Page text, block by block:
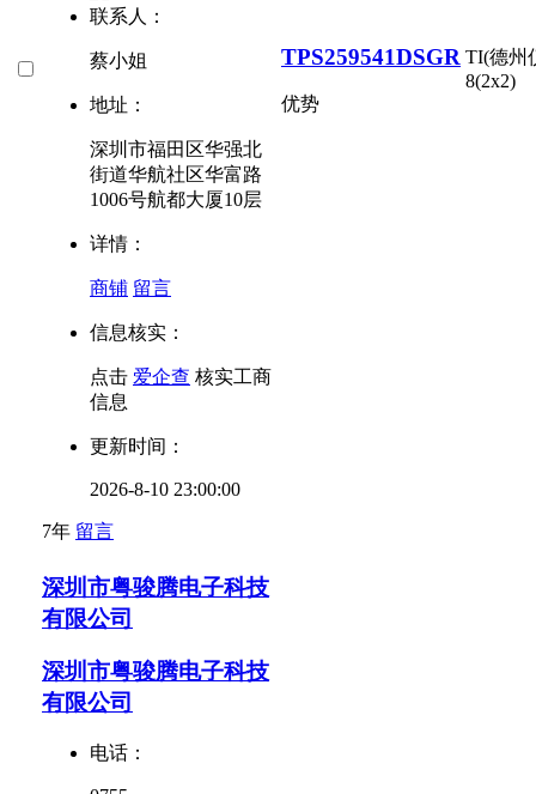
联系人：
蔡小姐
地址：
深圳市福田区华强北
街道华航社区华富路
1006号航都大厦10层
详情：
商铺 留言
信息核实：
点击 爱企查 核实工商
信息
更新时间：
2026-8-10 23:00:00
7年 留言
TPS259541DSGR
优势
TI(德州
8(2x2)
深圳市粤骏腾电子科技
有限公司
深圳市粤骏腾电子科技
有限公司
电话：